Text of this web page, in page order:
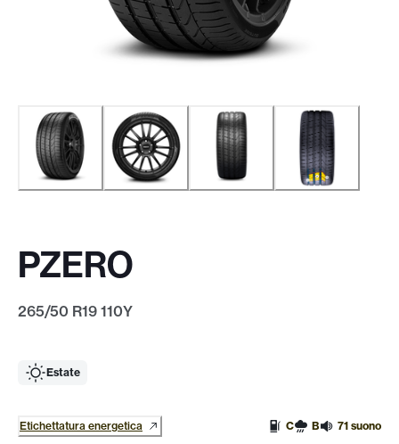
PZERO
265/50 R19 110Y
Estate
Etichettatura energetica C B 71 suono